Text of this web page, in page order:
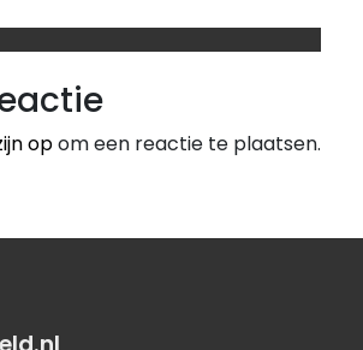
opom een reactie te plaatsen.